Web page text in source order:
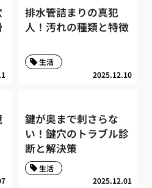
排水管詰まりの真犯
人！汚れの種類と特徴
2025.12.10
生活
鍵が奥まで刺さらな
い！鍵穴のトラブル診
断と解決策
2025.12.01
生活